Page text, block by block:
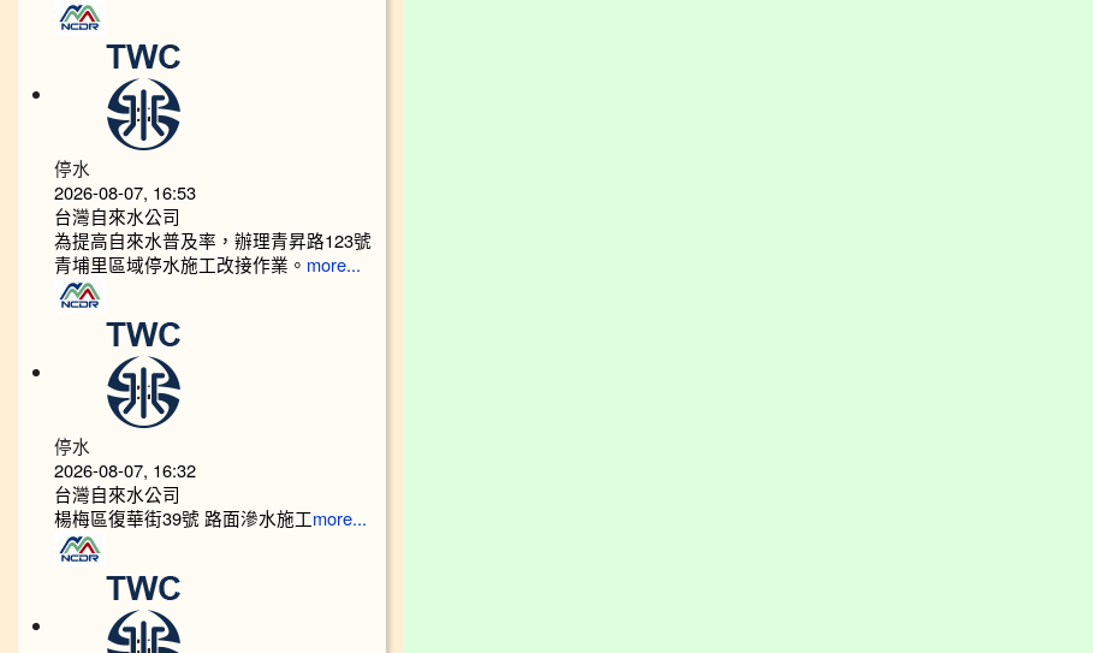
停水
2026-08-07, 16:53
台灣自來水公司
為提高自來水普及率，辦理青昇路123號
青埔里區域停水施工改接作業。 more...
停水
2026-08-07, 16:32
台灣自來水公司
楊梅區復華街39號 路面滲水施工more...